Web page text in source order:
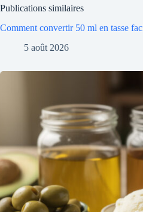
Publications similaires
Comment convertir 50 ml en tasse
5 août 2026